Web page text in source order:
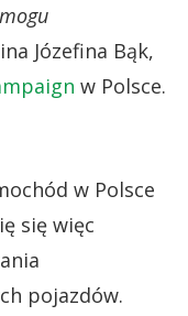
Józefina Bąk,
w Polsce.
w Polsce
się więc
pojazdów.